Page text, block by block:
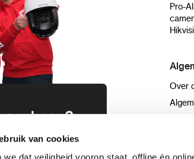
we dat veiligheid voorop staat, offline én
website wordt gebruikt, zodat we de
aankoop?
en
Pro-
Over